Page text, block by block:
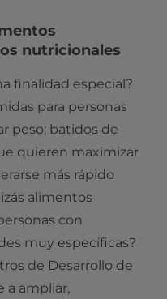
nutricionales
finalidad especial?
para personas
peso; batidos de
quieren maximizar
más rápido
alimentos
con
muy específicas?
de Desarrollo de
a ampliar,